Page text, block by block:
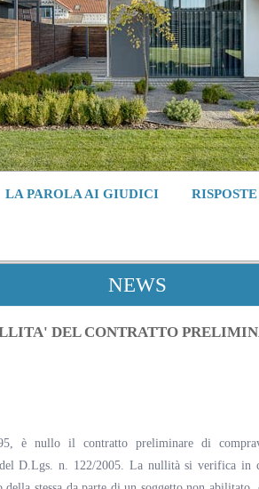
LA PAROLA AI GIUDICI
NEWS
DEL CONTRATTO
è nullo il contratto preliminare di
D.Lgs. n. 122/2005. La nullità si verifica in